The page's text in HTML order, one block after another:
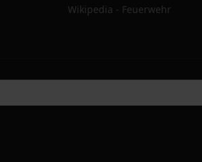
Wikipedia - Feuerwehr